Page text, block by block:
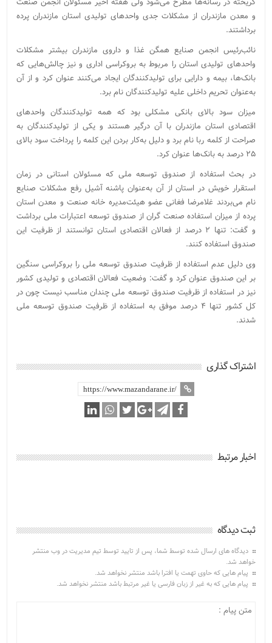
و معدن مازندران از مشکلات جدی واحدهای تولیدی استان مازندران پرده
برداشتند.
نائب‌رئیس انجمن صنایع همگن غذا و داروی مازندران بیشتر مشکلات
واحدهای تولیدی استان را مربوط به بروکراسی اداری و نیز چالش‌هایی که
بانک‌ها، بیمه و دارایی برای تولیدکنندگان ایجاد می‌کنند عنوان کرد و از آن
به‌عنوان تحریم داخلی علیه تولیدکنندگان نام برد.
میزان سود بالای بانکی مشکلی بود که همه تولیدکنندگان واحدهای
اقتصادی استان مازندران با آن درگیر هستند و یکی از تولیدکنندگان به
صراحت از کلمه ربا نام برد و دلیل به‌کار بردن این کلمه را پرداخت سود بالای
۲۵ درصد به بانک‌ها عنوان کرد.
در بحث استفاده از صندوق توسعه ملی که مسئولان استانی در زمان
استقرار خویش در استان از آن به‌عنوان پاشنه آشیل رفع مشکلات صنایع
نام می‌بردند غلامرضا فغانی عضو هیئت‌مدیره خانه صنعت و معدن استان
پرده از میزان استفاده صنعت گران از صندوق توسعه اعتبارات ملی برداشت
و گفت: تنها ۲ درصد از فعالان اقتصادی استان توانستند از ظرفیت این
صندوق استفاده کنند.
وی دلیل عدم استفاده از ظرفیت صندوق توسعه ملی را بروکراسی سنگین
بر این صندوق عنوان کرد و گفت: وضعیت فعالان اقتصادی و تولیدی کشور
نیز در استفاده از ظرفیت صندوق توسعه ملی چندان مناسب نیست چون در
کل کشور تنها ۴ درصد موفق به استفاده از ظرفیت صندوق توسعه ملی
شدند.
اشتراک گذاری
اخبار مرتبط
ثبت دیدگاه
دیدگاه های ارسال شده توسط شما، پس از تایید توسط تیم مدیریت در وب منتشر
خواهد شد.
پیام هایی که حاوی تهمت یا افترا باشد منتشر نخواهد شد.
پیام هایی که به غیر از زبان فارسی یا غیر مرتبط باشد منتشر نخواهد شد.